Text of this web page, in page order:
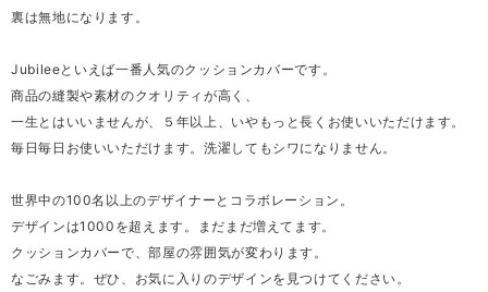
裏は無地になります。
Jubileeといえば一番人気のクッションカバーです。
商品の縫製や素材のクオリティが高く、
一生とはいいませんが、５年以上、いやもっと長くお使いいただけます。
毎日毎日お使いいただけます。洗濯してもシワになりません。
世界中の100名以上のデザイナーとコラボレーション。
デザインは1000を超えます。まだまだ増えてます。
クッションカバーで、部屋の雰囲気が変わります。
なごみます。ぜひ、お気に入りのデザインを見つけてください。